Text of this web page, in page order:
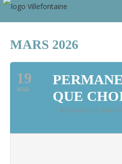
MARS 2026
19
MAR
QUE
Maison pour tous